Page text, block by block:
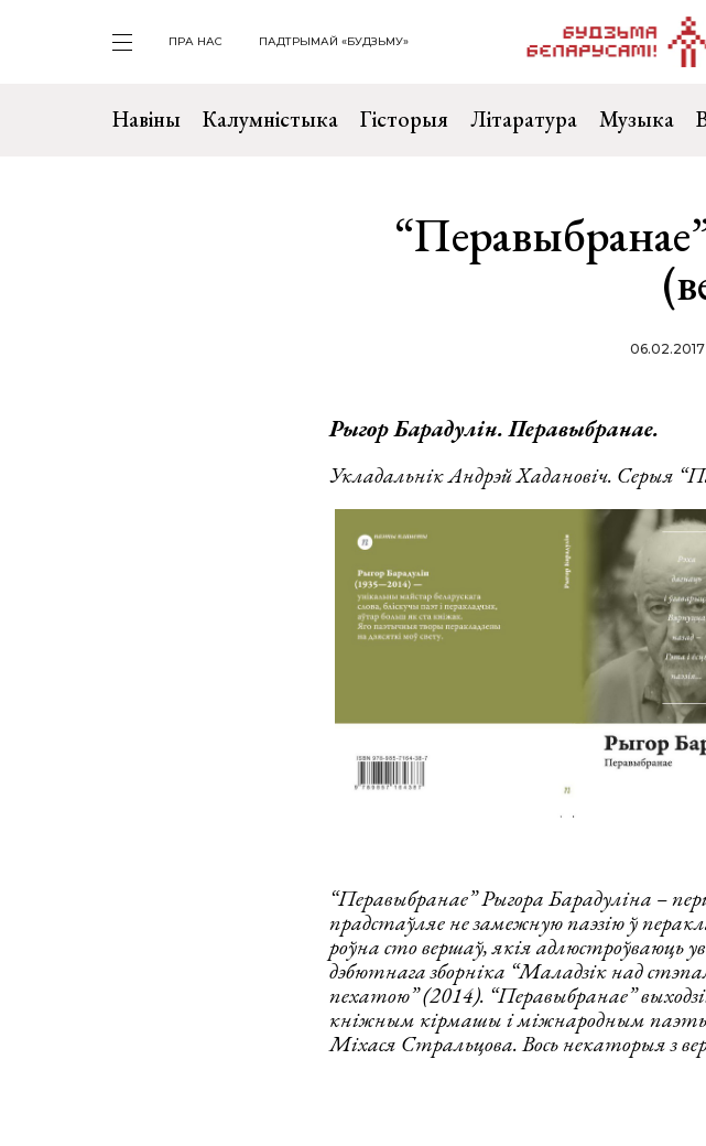
ПРА НАС ПАДТРЫМАЙ «БУДЗЬМУ»
Навіны Калумністыка Гісторыя Літаратура Музыка
06.02.2017
Рыгор Барадулін. Перавыбранае.
Укладальнік Андрэй Хадановіч. Серыя
“Перавыбранае” Рыгора Барадуліна –
прадстаўляе не замежную паэзію ў
роўна сто вершаў, якія
дэбютнага зборніка “Маладзік над
пехатою” (2014). “Перавыбранае”
кніжным кірмашы і міжнародным
Міхася Стральцова. Вось некаторыя з